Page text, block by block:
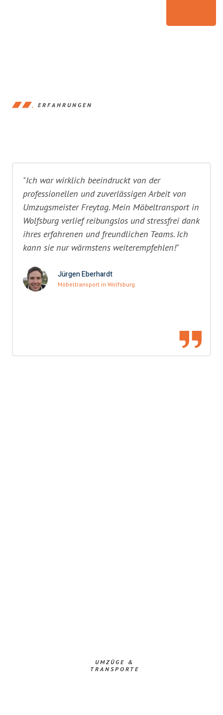
ERFAHRUNGEN
"Ich war wirklich beeindruckt von der
professionellen und zuverlässigen Arbeit von
Umzugsmeister Freytag. Mein Möbeltransport in
Wolfsburg verlief reibungslos und stressfrei dank
ihres erfahrenen und freundlichen Teams. Ich
kann sie nur wärmstens weiterempfehlen!"
Jürgen Eberhardt
Möbeltransport in Wolfsburg
UMZÜGE &
TRANSPORTE